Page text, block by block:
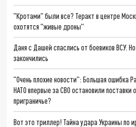
"Кротами" были все? Теракт в центре
охотятся "живые дроны"
Даня с Дашей спаслись от боевиков ВСУ.
закончились
"Очень плохие новости": Большая ошибка
НАТО впервые за СВО остановили поставки
приграничье?
Вот это триллер! Тайна удара Украины по